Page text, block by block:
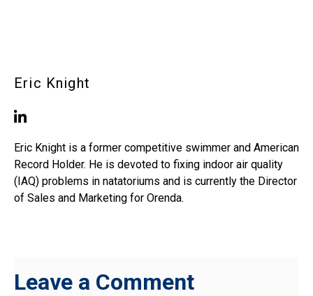
Eric Knight
Eric Knight is a former competitive swimmer and American
Record Holder. He is devoted to fixing indoor air quality
(IAQ) problems in natatoriums and is currently the Director
of Sales and Marketing for Orenda.
Leave a Comment